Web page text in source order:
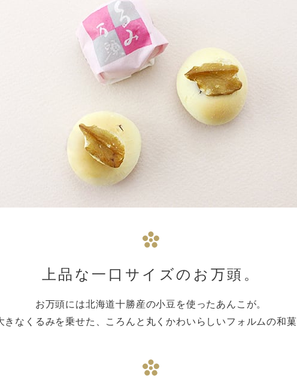
上品な一口サイズのお万頭。
お万頭には北海道十勝産の小豆を使ったあんこが。
きなくるみを乗せた、ころんと丸くかわいらしいフォルムの和菓